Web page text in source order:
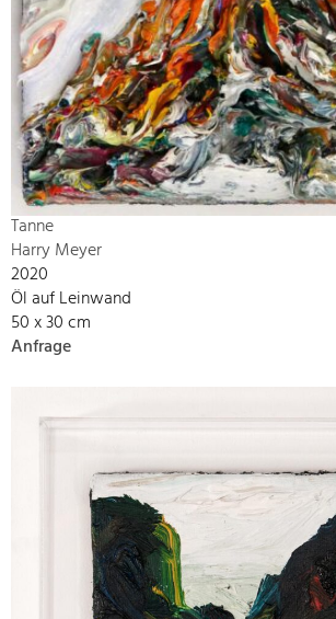
Tanne
Harry Meyer
2020
Öl auf Leinwand
50 x 30 cm
Anfrage